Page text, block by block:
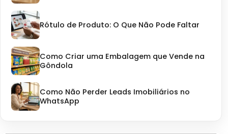
Rótulo de Produto: O Que Não Pode Faltar
Como Criar uma Embalagem que Vende na
Gôndola
Como Não Perder Leads Imobiliários no
WhatsApp